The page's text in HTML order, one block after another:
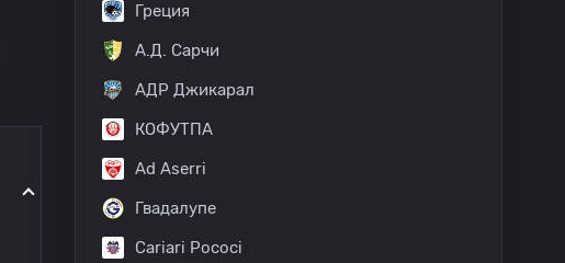
Греция
А.Д. Сарчи
АДР Джикарал
КОФУТПА
Ad Aserri
Гвадалупе
Cariari Pococi